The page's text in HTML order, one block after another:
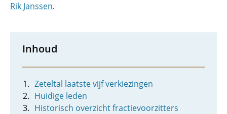
Rik Janssen.
Inhoud
Zeteltal laatste vijf verkiezingen
Huidige leden
Historisch overzicht fractievoorzitters